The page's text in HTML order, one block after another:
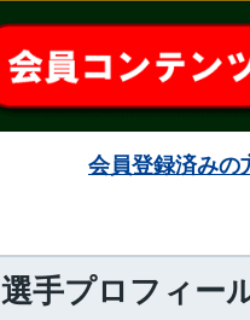
会員登録済みの
選手プロフィー